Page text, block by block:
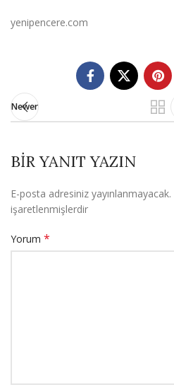
yenipencere.com
Newer
BIR YANIT YAZIN
E-posta adresiniz yayınlanmayacak.
işaretlenmişlerdir
Yorum *